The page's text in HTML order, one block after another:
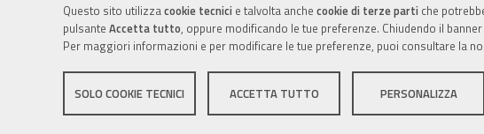
Questo sito utilizzacookie tecnici e talvolta anche cookie di terze parti che
pulsante Accetta tutto, oppure modificando le tue preferenze. Chiudendo il
Per maggiori informazioni e per modificare le tue preferenze, puoi consultare la
SOLO COOKIE TECNICI ACCETTA TUTTO PERSONALIZZA